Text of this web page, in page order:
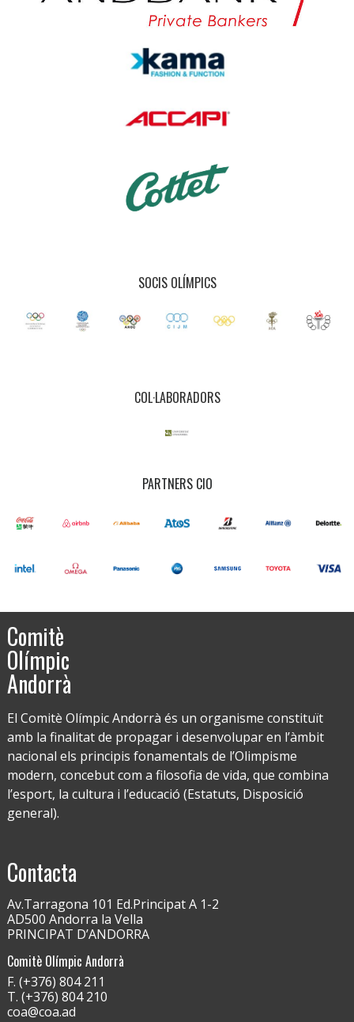
SOCIS OLÍMPICS
COL·LABORADORS
PARTNERS CIO
Comitè
Olímpic
Andorrà
El Comitè Olímpic Andorrà és un organisme constituït
amb la finalitat de propagar i desenvolupar en l’àmbit
nacional els principis fonamentals de l’Olimpisme
modern, concebut com a filosofia de vida, que combina
l’esport, la cultura i l’educació (Estatuts, Disposició
general).
Contacta
Av.Tarragona 101 Ed.Principat A 1-2
AD500 Andorra la Vella
PRINCIPAT D’ANDORRA
Comitè Olímpic Andorrà
F. (+376) 804 211
T. (+376) 804 210
coa@coa.ad